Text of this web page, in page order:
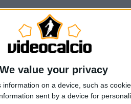
We value your privacy
on a device, such as
sent by a device for
del Direttore Tecnico
di Malagò